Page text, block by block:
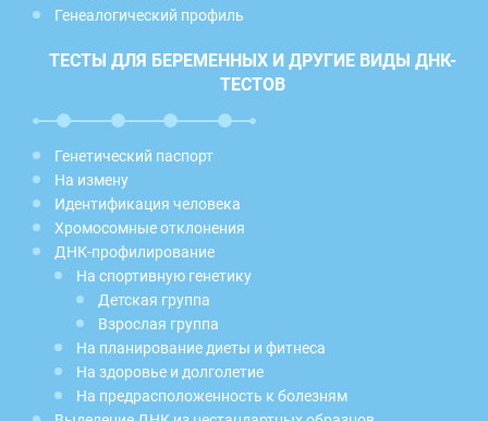
Генеалогический профиль
ТЕСТЫ ДЛЯ БЕРЕМЕННЫХ И ДРУГИЕ ВИДЫ ДНК-
ТЕСТОВ
Генетический паспорт
На измену
Идентификация человека
Хромосомные отклонения
ДНК-профилирование
На спортивную генетику
Детская группа
Взрослая группа
На планирование диеты и фитнеса
На здоровье и долголетие
На предрасположенность к болезням